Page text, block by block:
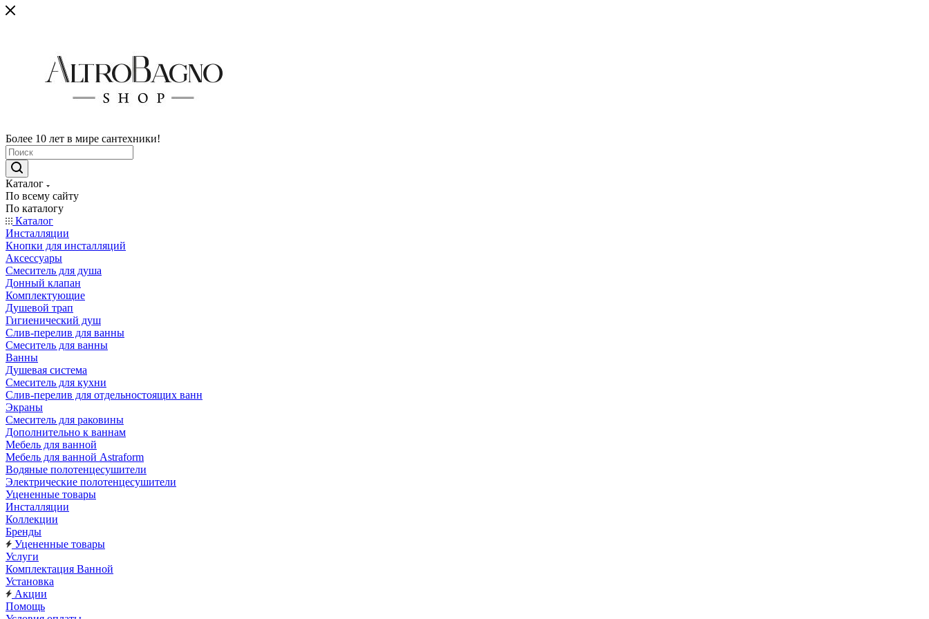
Более 10 лет в мире сантехники!
Каталог
По всему сайту
По каталогу
Каталог
Инсталляции
Кнопки для инсталляций
Аксессуары
Смеситель для душа
Донный клапан
Комплектующие
Душевой трап
Гигиенический душ
Слив-перелив для ванны
Смеситель для ванны
Ванны
Душевая система
Смеситель для кухни
Слив-перелив для отдельностоящих ванн
Экраны
Смеситель для раковины
Дополнительно к ваннам
Мебель для ванной
Мебель для ванной Astraform
Водяные полотенцесушители
Электрические полотенцесушители
Уцененные товары
Инсталляции
Коллекции
Бренды
Уцененные товары
Услуги
Комплектация Ванной
Установка
Акции
Помощь